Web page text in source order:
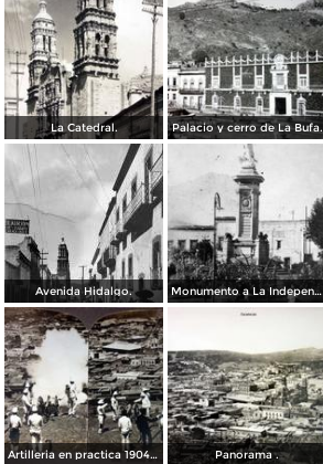
La Catedral. Palacio y cerro de La Bufa.
Avenida Hidalgo. Monumento a La Independencia.
Artilleria en practica 1904 foto estereoscopica. Panorama .